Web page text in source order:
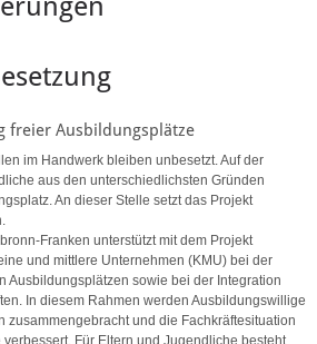
freier Ausbildungsplätze
im Handwerk bleiben unbesetzt. Auf der
aus den unterschiedlichsten Gründen
An dieser Stelle setzt das Projekt
Franken unterstützt mit dem Projekt
und mittlere Unternehmen (KMU) bei der
Ausbildungsplätzen sowie bei der Integration
In diesem Rahmen werden Ausbildungswillige
zusammengebracht und die Fachkräftesituation